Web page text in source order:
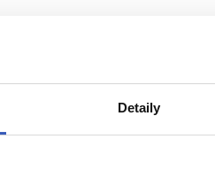
Detaily